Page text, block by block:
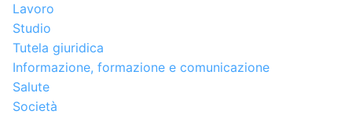
Lavoro
Studio
Tutela giuridica
Informazione, formazione e comunicazione
Salute
Società